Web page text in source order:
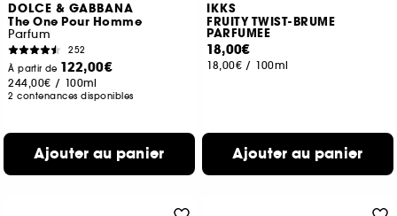
DOLCE & GABBANA
The One Pour Homme
Parfum
252
À partir de 122,00€
244,00€ / 100ml
2 contenances disponibles
Ajouter au panier
IKKS
FRUITY TWIST-BRUME
PARFUMEE
18,00€
18,00€ / 100ml
Ajouter au panier